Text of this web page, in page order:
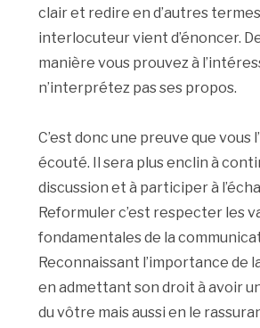
clair et redire en d’autres
interlocuteur vient d’énoncer.
manière vous prouvez à
n’interprétez pas ses propos.
C’est donc une preuve que vous
écouté. Il sera plus enclin à
discussion et à participer à
Reformuler c’est respecter les
fondamentales de la
Reconnaissant l’importance de
en admettant son droit à avoir
du vôtre mais aussi en le